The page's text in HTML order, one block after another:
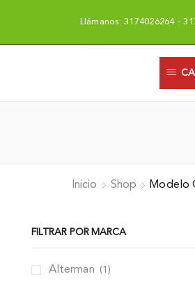
Llámanos: 3174026264 -
Inicio Shop Modelo
FILTRAR POR MARCA
Alterman (1)